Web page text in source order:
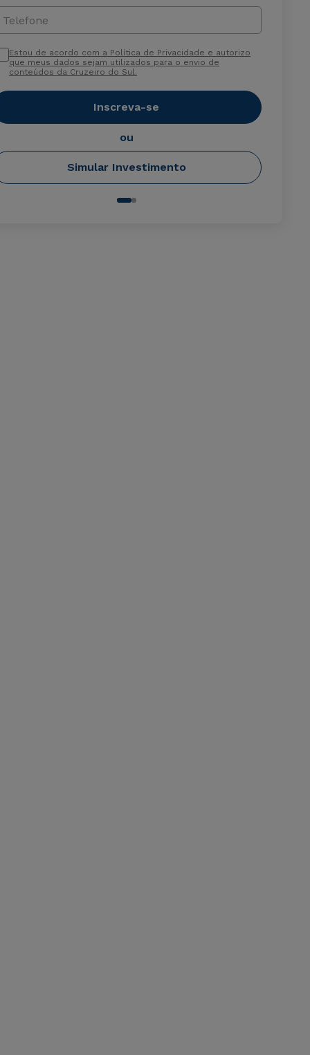
Telefone
Estou de acordo com a Política de Privacidade e autorizo
que meus dados sejam utilizados para o envio de
conteúdos da Cruzeiro do Sul.
Inscreva-se
ou
Simular Investimento